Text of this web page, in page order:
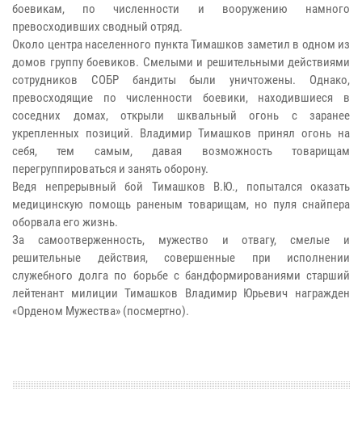
боевикам, по численности и вооружению намного
превосходивших сводный отряд.
Около центра населенного пункта Тимашков заметил в одном из
домов группу боевиков. Смелыми и решительными действиями
сотрудников СОБР бандиты были уничтожены. Однако,
превосходящие по численности боевики, находившиеся в
соседних домах, открыли шквальный огонь с заранее
укрепленных позиций. Владимир Тимашков принял огонь на
себя, тем самым, давая возможность товарищам
перегруппироваться и занять оборону.
Ведя непрерывный бой Тимашков В.Ю., попытался оказать
медицинскую помощь раненым товарищам, но пуля снайпера
оборвала его жизнь.
За самоотверженность, мужество и отвагу, смелые и
решительные действия, совершенные при исполнении
служебного долга по борьбе с бандформированиями старший
лейтенант милиции Тимашков Владимир Юрьевич награжден
«Орденом Мужества» (посмертно).